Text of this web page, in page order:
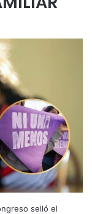
selló el